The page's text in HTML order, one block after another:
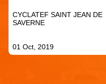
l’article
CYCLATEF SAINT JEAN DE
SAVERNE
01 Oct, 2019